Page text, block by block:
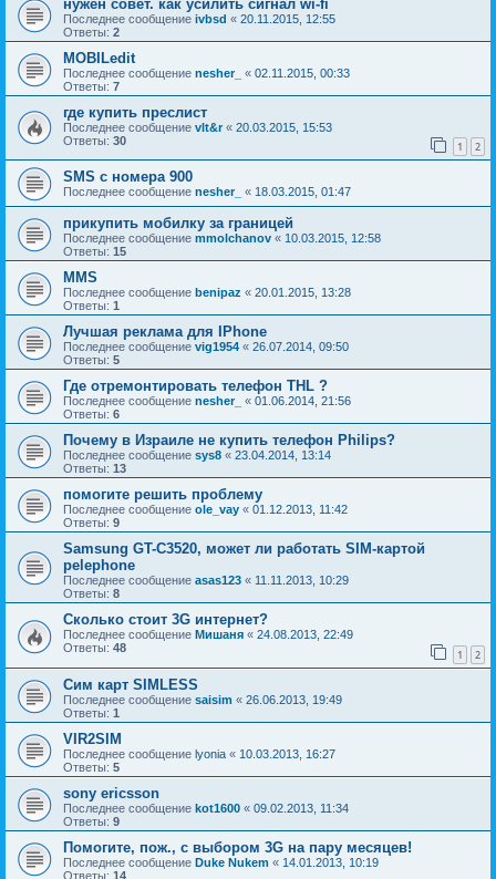
нужен совет. как усилить сигнал wi-fi
Последнее сообщение ivbsd « 20.11.2015, 12:55
Ответы: 2
MOBILedit
Последнее сообщение nesher_ « 02.11.2015, 00:33
Ответы: 7
где купить преслист
Последнее сообщение vlt&r « 20.03.2015, 15:53
Ответы: 30 1 2
SMS с номера 900
Последнее сообщение nesher_ « 18.03.2015, 01:47
прикупить мобилку за границей
Последнее сообщение mmolchanov « 10.03.2015, 12:58
Ответы: 15
MMS
Последнее сообщение benipaz « 20.01.2015, 13:28
Ответы: 1
Лучшая реклама для IPhone
Последнее сообщение vig1954 « 26.07.2014, 09:50
Ответы: 5
Где отремонтировать телефон THL ?
Последнее сообщение nesher_ « 01.06.2014, 21:56
Ответы: 6
Почему в Израиле не купить телефон Philips?
Последнее сообщение sys8 « 23.04.2014, 13:14
Ответы: 13
помогите решить проблему
Последнее сообщение ole_vay « 01.12.2013, 11:42
Ответы: 9
Samsung GT-C3520, может ли работать SIM-картой
pelephone
Последнее сообщение asas123 « 11.11.2013, 10:29
Ответы: 8
Сколько стоит 3G интернет?
Последнее сообщение Мишаня « 24.08.2013, 22:49
Ответы: 48 1 2
Сим карт SIMLESS
Последнее сообщение saisim « 26.06.2013, 19:49
Ответы: 1
VIR2SIM
Последнее сообщение lyonia « 10.03.2013, 16:27
Ответы: 5
sony ericsson
Последнее сообщение kot1600 « 09.02.2013, 11:34
Ответы: 9
Помогите, пож., с выбором 3G на пару месяцев!
Последнее сообщение Duke Nukem « 14.01.2013, 10:19
Ответы: 14